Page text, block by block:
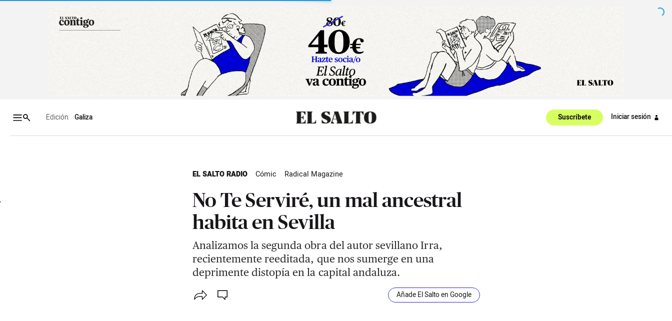
Edición: Suscríbete Iniciar sesión
EL SALTO RADIO Cómic Radical Magazine
No Te Serviré, un mal ancestral
habita en Sevilla
Analizamos la segunda obra del autor sevillano Irra,
recientemente reeditada, que nos sumerge en una
deprimente distopía en la capital andaluza.
Añade El Salto en Google